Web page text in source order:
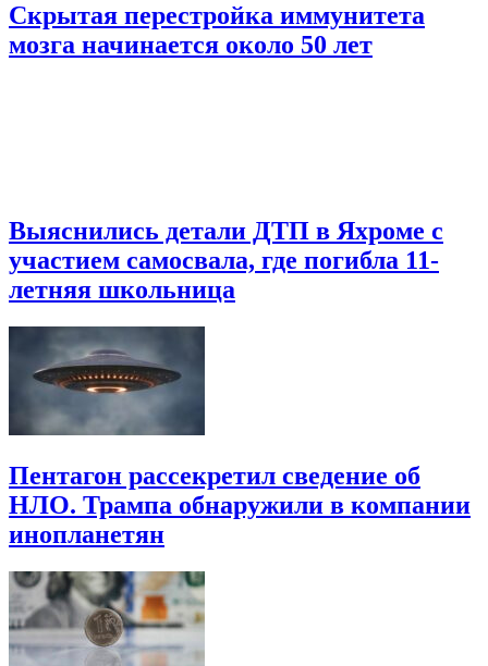
Скрытая перестройка иммунитета
мозга начинается около 50 лет
Выяснились детали ДТП в Яхроме с
участием самосвала, где погибла 11-
летняя школьница
Пентагон рассекретил сведение об
НЛО. Трампа обнаружили в компании
инопланетян